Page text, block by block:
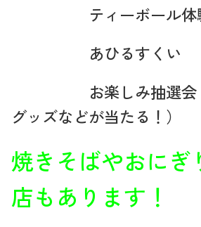
ティーボール体
あひるすくい
お楽しみ抽選会（
グッズなどが当たる！）
焼きそばやおにぎ
店もあります！